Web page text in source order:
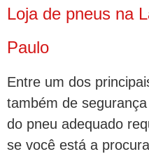
Loja de pneus na
Paulo
Entre um dos
também de
do pneu adequado
se você está a